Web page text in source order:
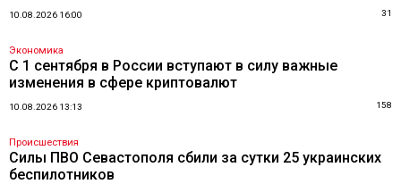
10.08.2026 16:00 31
Экономика
С 1 сентября в России вступают в силу важные
изменения в сфере криптовалют
10.08.2026 13:13 158
Происшествия
Силы ПВО Севастополя сбили за сутки 25 украинских
беспилотников